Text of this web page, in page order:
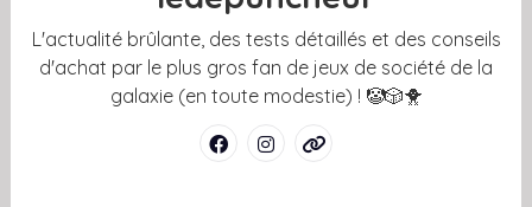
L'actualité brûlante, des tests détaillés et des conseils
d'achat par le plus gros fan de jeux de société de la
galaxie (en toute modestie) ! 🤡🎲🐥